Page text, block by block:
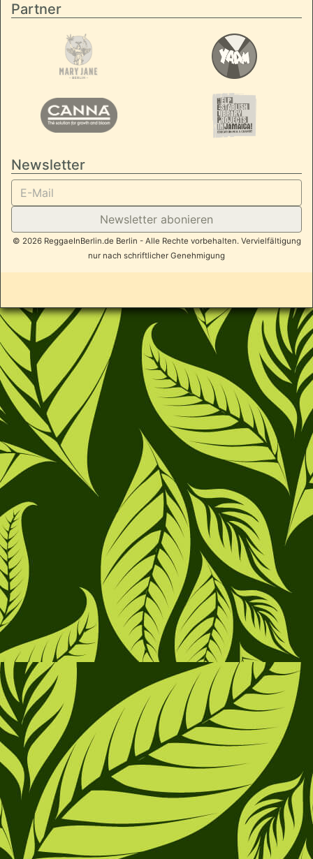
Partner
Newsletter
Newsletter abonieren
© 2026 ReggaeInBerlin.de Berlin - Alle Rechte vorbehalten. Vervielfältigung
nur nach schriftlicher Genehmigung